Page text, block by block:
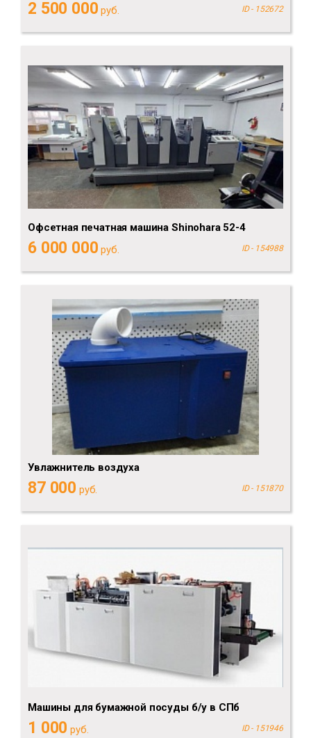
2 500 000 руб. ID - 152672
Офсетная печатная машина Shinohara 52-4
6 000 000 руб. ID - 154988
Увлажнитель воздуха
87 000 руб. ID - 151870
Машины для бумажной посуды б/у в СПб
1 000 руб. ID - 151946